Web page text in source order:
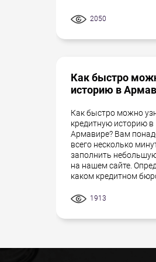
2050
Как быстро
историю в
Как быстро можно
кредитную историю в
Армавире? Вам
всего несколько
заполнить
на нашем сайте.
каком кредитном
1913